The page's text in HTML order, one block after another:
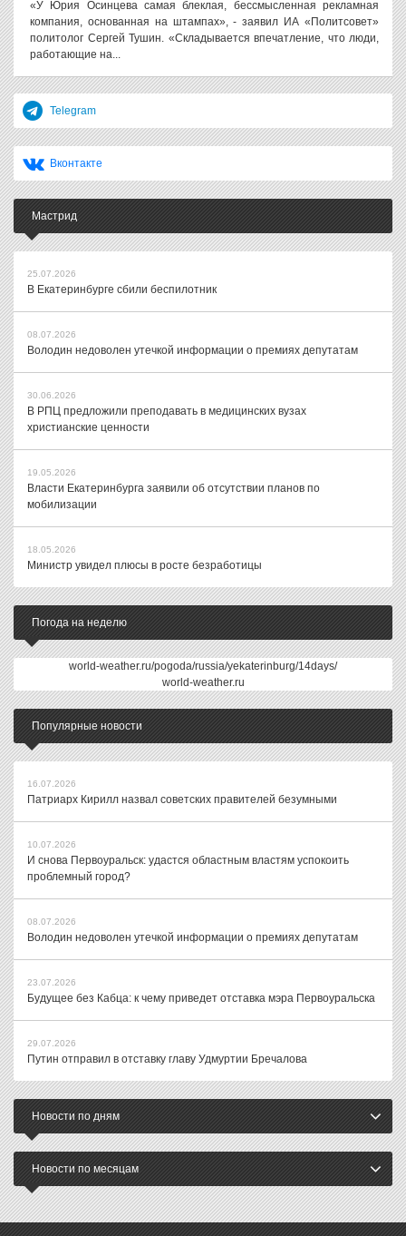
«У Юрия Осинцева самая блеклая, бессмысленная рекламная
компания, основанная на штампах», - заявил ИА «Политсовет»
политолог Сергей Тушин. «Складывается впечатление, что люди,
работающие на...
Telegram
Вконтакте
Мастрид
25.07.2026
В Екатеринбурге сбили беспилотник
08.07.2026
Володин недоволен утечкой информации о премиях депутатам
30.06.2026
В РПЦ предложили преподавать в медицинских вузах
христианские ценности
19.05.2026
Власти Екатеринбурга заявили об отсутствии планов по
мобилизации
18.05.2026
Министр увидел плюсы в росте безработицы
Погода на неделю
world-weather.ru/pogoda/russia/yekaterinburg/14days/
world-weather.ru
Популярные новости
16.07.2026
Патриарх Кирилл назвал советских правителей безумными
10.07.2026
И снова Первоуральск: удастся областным властям успокоить
проблемный город?
08.07.2026
Володин недоволен утечкой информации о премиях депутатам
23.07.2026
Будущее без Кабца: к чему приведет отставка мэра Первоуральска
29.07.2026
Путин отправил в отставку главу Удмуртии Бречалова
Новости по дням
Новости по месяцам